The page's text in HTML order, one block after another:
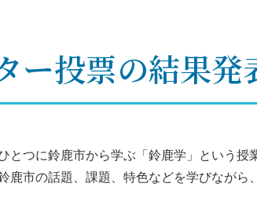
ー投票の結果発
つに鈴鹿市から学ぶ「鈴鹿学」という授
鹿市の話題、課題、特色などを学びなが